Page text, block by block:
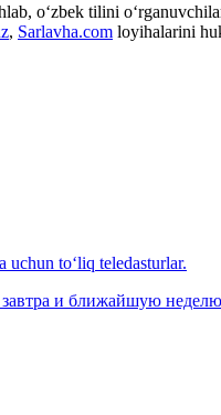
o‘zbek tilini
, Sarlavha.com loyihalarini
to‘liq teledasturlar.
и ближайшую